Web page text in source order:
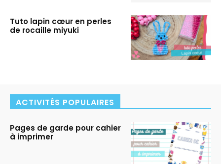
Tuto lapin cœur en perles
de rocaille miyuki
ACTIVITÉS POPULAIRES
Pages de garde pour cahier
à imprimer